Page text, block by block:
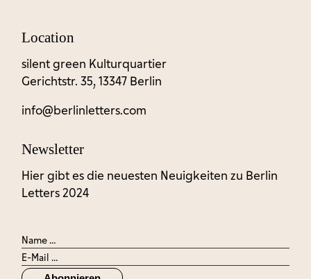
Location
silent green Kulturquartier
Gerichtstr. 35, 13347 Berlin
info@berlinletters.com
Newsletter
Hier gibt es die neuesten Neuigkeiten zu Berlin
Letters 2024